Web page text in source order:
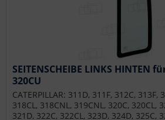
SEITENSCHEIBE LINKS HINTEN
320CU
CATERPILLAR: 311D, 311F, 312C, 313F,
318CL, 318CNL, 319CNL, 320C, 320CL,
321D, 322C, 322CL, 323D, 324D, 325C,